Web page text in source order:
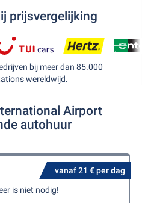
prijsvergelijking
bij meer dan 85.000
wereldwijd.
Airport
autohuur
vanaf 21 € per dag
is niet nodig!